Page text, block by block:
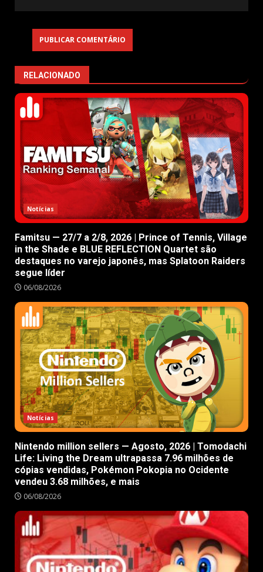
RELACIONADO
Notícias
Famitsu — 27/7 a 2/8, 2026 | Prince of Tennis, Village
in the Shade e BLUE REFLECTION Quartet são
destaques no varejo japonês, mas Splatoon Raiders
segue líder
06/08/2026
Notícias
Nintendo million sellers — Agosto, 2026 | Tomodachi
Life: Living the Dream ultrapassa 7.96 milhões de
cópias vendidas, Pokémon Pokopia no Ocidente
vendeu 3.68 milhões, e mais
06/08/2026